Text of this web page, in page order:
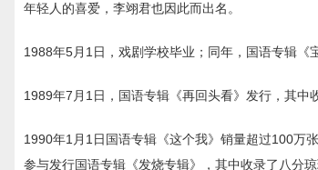
年轻人的喜爱，李翊君也因此而出名。
1988年5月1日，戏剧学校毕业；同年，国语专辑《
1989年7月1日，国语专辑《再回头看》发行，其中
1990年1月1日国语专辑《这个我》销量超过100万
参与发行国语专辑《发烧专辑》，其中收录了八分